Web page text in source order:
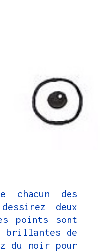
chacun des
deux
points sont
brillantes de
du noir pour